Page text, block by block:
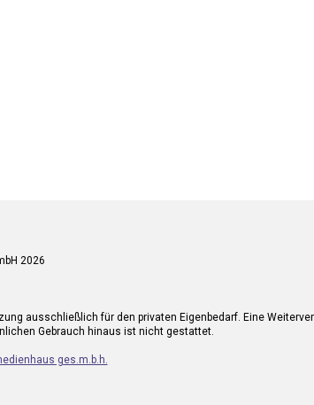
2026
ausschließlich für den privaten Eigenbedarf. Eine
Gebrauch hinaus ist nicht gestattet.
ges.m.b.h.